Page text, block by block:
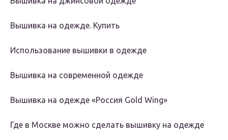
Вышивка на одежде. Купить
Использование вышивки в одежде
Вышивка на современной одежде
Вышивка на одежде «Россия Gold Wing»
Где в Москве можно сделать вышивку на одежде